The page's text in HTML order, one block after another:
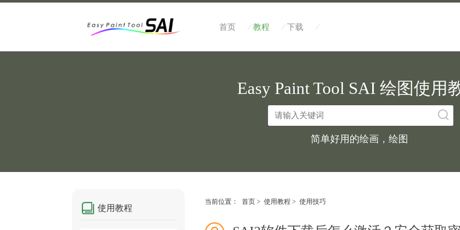
首页 /教程 /下载 /
Easy Paint Tool SAI 绘图使用
简单好用的绘画，绘图
使用教程
当前位置： 首页> 使用教程 > 使用技巧